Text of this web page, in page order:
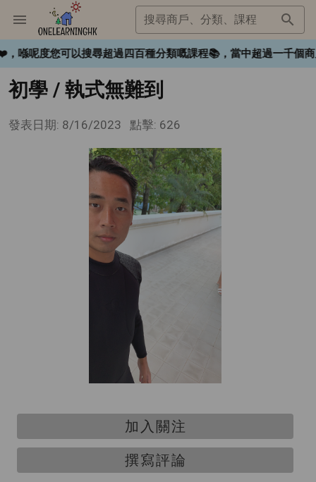
搜尋商戶、分類、課程
呢度您可以搜尋超過四百種分類嘅課程📚，當中超過一千個商
初學 / 執式無難到
發表日期: 8/16/2023 點擊: 626
加入關注
撰寫評論